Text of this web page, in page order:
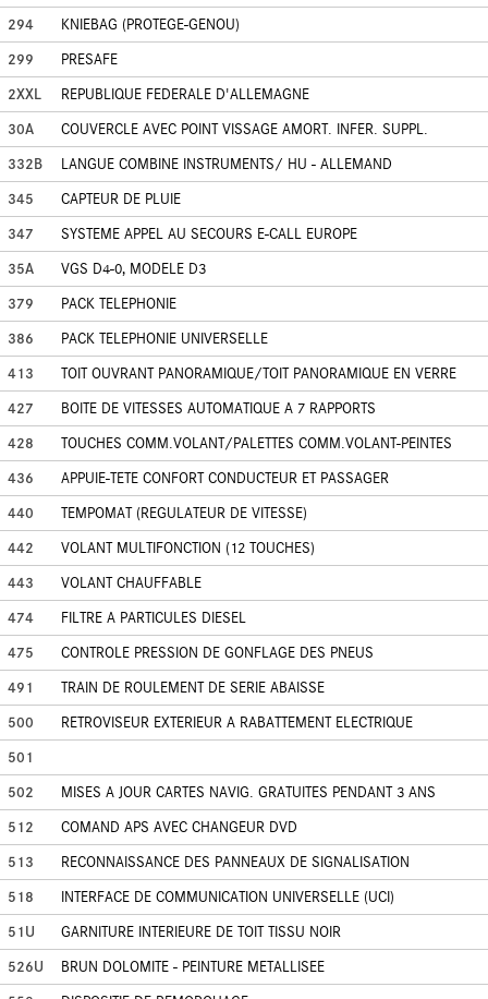
294
KNIEBAG (PROTEGE-GENOU)
299
PRESAFE
2XXL
REPUBLIQUE FEDERALE D'ALLEMAGNE
30A
COUVERCLE AVEC POINT VISSAGE AMORT. INFER. SUPPL.
332B
LANGUE COMBINE INSTRUMENTS/ HU - ALLEMAND
345
CAPTEUR DE PLUIE
347
SYSTEME APPEL AU SECOURS E-CALL EUROPE
35A
VGS D4-0, MODELE D3
379
PACK TELEPHONIE
386
PACK TELEPHONIE UNIVERSELLE
413
TOIT OUVRANT PANORAMIQUE/TOIT PANORAMIQUE EN VERRE
427
BOITE DE VITESSES AUTOMATIQUE A 7 RAPPORTS
428
TOUCHES COMM.VOLANT/PALETTES COMM.VOLANT-PEINTES
436
APPUIE-TETE CONFORT CONDUCTEUR ET PASSAGER
440
TEMPOMAT (REGULATEUR DE VITESSE)
442
VOLANT MULTIFONCTION (12 TOUCHES)
443
VOLANT CHAUFFABLE
474
FILTRE A PARTICULES DIESEL
475
CONTROLE PRESSION DE GONFLAGE DES PNEUS
491
TRAIN DE ROULEMENT DE SERIE ABAISSE
500
RETROVISEUR EXTERIEUR A RABATTEMENT ELECTRIQUE
501
502
MISES A JOUR CARTES NAVIG. GRATUITES PENDANT 3 ANS
512
COMAND APS AVEC CHANGEUR DVD
513
RECONNAISSANCE DES PANNEAUX DE SIGNALISATION
518
INTERFACE DE COMMUNICATION UNIVERSELLE (UCI)
51U
GARNITURE INTERIEURE DE TOIT TISSU NOIR
526U
BRUN DOLOMITE - PEINTURE METALLISEE